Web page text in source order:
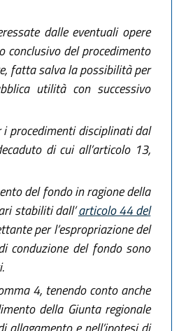
dalle eventuali opere
conclusivo del procedimento
fatta salva la possibilità per
utilità con successivo
i procedimenti disciplinati dal
di cui all’articolo 13,
del fondo in ragione della
stabiliti dall’articolo 44 del
per l’espropriazione del
conduzione del fondo sono
4, tenendo conto anche
della Giunta regionale